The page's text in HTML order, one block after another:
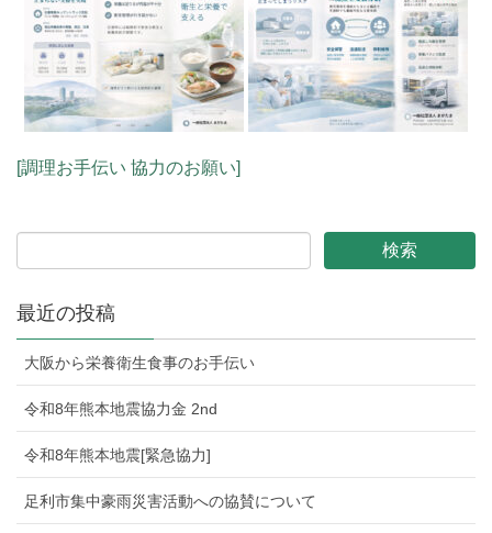
[調理お手伝い 協力のお願い]
最近の投稿
大阪から栄養衛生食事のお手伝い
令和8年熊本地震協力金 2nd
令和8年熊本地震[緊急協力]
足利市集中豪雨災害活動への協賛について